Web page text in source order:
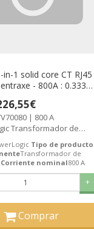
in-1 solid core CT RJ45
- 800A : 0.333V
Electric [PLAZO 3-6
| 800 A
Transformador de
Tipo de producto
Transformador de
Corriente nominal800 A
+
Comprar